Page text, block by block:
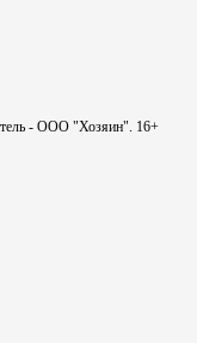
- ООО "Хозяин". 16+